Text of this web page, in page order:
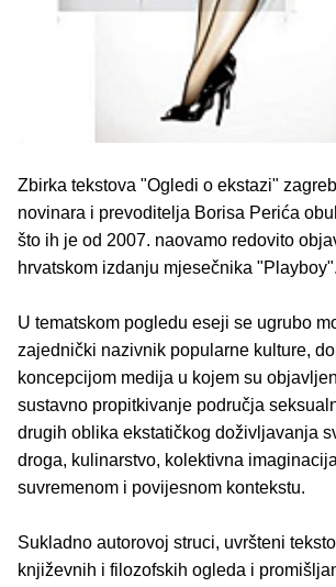
Zbirka tekstova "Ogledi o ekstazi"
novinara i prevoditelja Borisa Perića
što ih je od 2007. naovamo redovito
hrvatskom izdanju mjesečnika "Playboy".
U tematskom pogledu eseji se ugrubo
zajednički nazivnik popularne kulture,
koncepcijom medija u kojem su
sustavno propitkivanje područja
drugih oblika ekstatičkog doživljavanja
droga, kulinarstvo, kolektivna
suvremenom i povijesnom kontekstu.
Sukladno autorovoj struci, uvršteni
književnih i filozofskih ogleda i